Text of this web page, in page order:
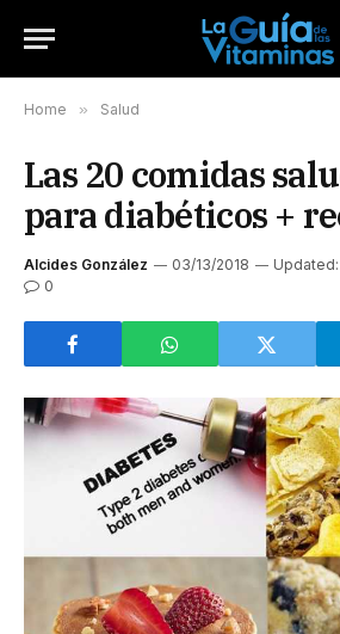
Home » Salud
Las 20 comidas
para diabéticos +
Alcides González 03/13/2018 Updated:
0